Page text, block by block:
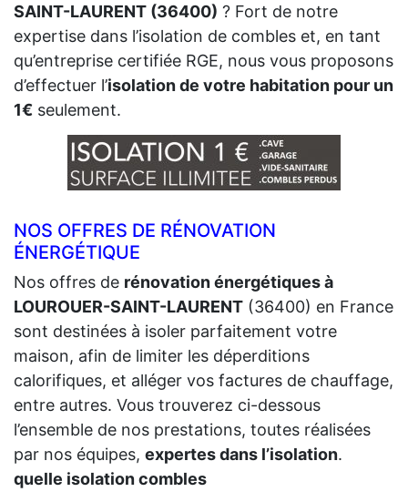
SAINT-LAURENT (36400) ? Fort de notre
expertise dans l’isolation de combles et, en tant
qu’entreprise certifiée RGE, nous vous proposons
d’effectuer l’isolation de votre habitation pour un
1€ seulement.
NOS OFFRES DE RÉNOVATION
ÉNERGÉTIQUE
Nos offres de rénovation énergétiques à
LOUROUER-SAINT-LAURENT (36400) en France
sont destinées à isoler parfaitement votre
maison, afin de limiter les déperditions
calorifiques, et alléger vos factures de chauffage,
entre autres. Vous trouverez ci-dessous
l’ensemble de nos prestations, toutes réalisées
par nos équipes, expertes dans l’isolation.
quelle isolation combles